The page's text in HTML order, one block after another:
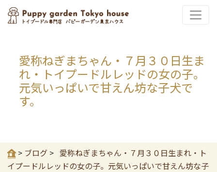
愛称ねぎまちゃん・７月３０日生ま
れ・トイプードルレッドの女の子。
元気いっぱいで甘えん坊な子犬で
す。
> ブログ > 愛称ねぎまちゃん・７月３０日生まれ・ト
イプードルレッドの女の子。元気いっぱいで甘えん坊な子